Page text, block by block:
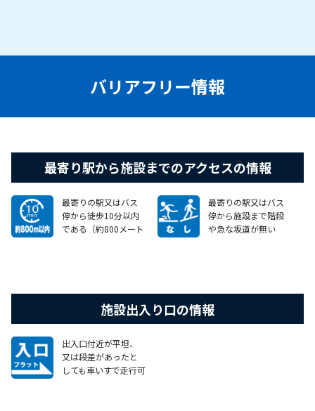
バリアフリー情報
最寄り駅から施設までのアクセスの情報
最寄りの駅又はバス
停から徒歩10分以内
である（約800メート
最寄りの駅又はバス
停から施設まで階段
や急な坂道が無い
施設出入り口の情報
出入口付近が平坦、
又は段差があったと
しても車いすで走行可